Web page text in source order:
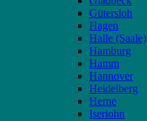
Gütersloh
Hagen
Halle (Saale)
Hamburg
Hamm
Hannover
Heidelberg
Herne
Iserlohn